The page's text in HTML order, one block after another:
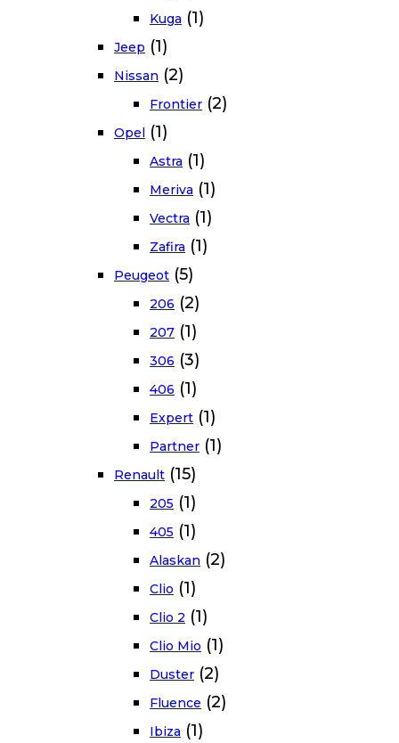
Kuga (1)
Jeep (1)
Nissan (2)
Frontier (2)
Opel (1)
Astra (1)
Meriva (1)
Vectra (1)
Zafira (1)
Peugeot (5)
206 (2)
207 (1)
306 (3)
406 (1)
Expert (1)
Partner (1)
Renault (15)
205 (1)
405 (1)
Alaskan (2)
Clio (1)
Clio 2 (1)
Clio Mio (1)
Duster (2)
Fluence (2)
Ibiza (1)